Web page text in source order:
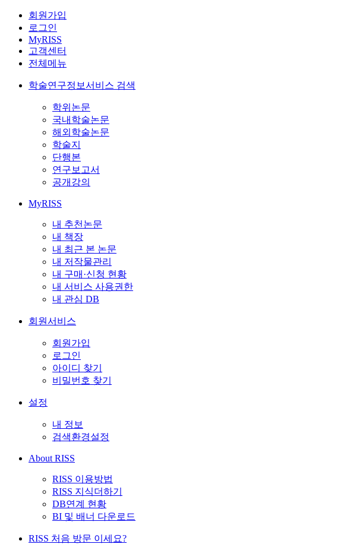
회원가입
로그인
MyRISS
고객센터
전체메뉴
학술연구정보서비스 검색
학위논문
국내학술논문
해외학술논문
학술지
단행본
연구보고서
공개강의
MyRISS
내 추천논문
내 책장
내 최근 본 논문
내 저작물관리
내 구매·신청 현황
내 서비스 사용권한
내 관심 DB
회원서비스
회원가입
로그인
아이디 찾기
비밀번호 찾기
설정
내 정보
검색환경설정
About RISS
RISS 이용방법
RISS 지식더하기
DB연계 현황
BI 및 배너 다운로드
RISS 처음 방문 이세요?